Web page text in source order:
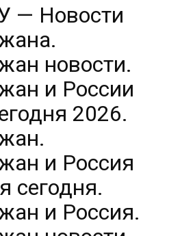
— Новости
новости.
и России
2026.
и Россия
сегодня.
и Россия.